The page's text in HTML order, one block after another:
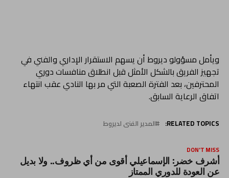
ويأمل مسؤولو ديروط أن يسهم الاستقرار الإداري والفني في
تجهيز الفريق بالشكل الأمثل قبل انطلاق منافسات دوري
المحترفين، بعد الفترة الصعبة التي مر بها النادي عقب انتهاء
اتفاق الرعاية السابق.
RELATED TOPICS: المدير الفنى لديروط
DON'T MISS
أشرف خضر: الإسماعيلي أقوى من أي ظروف.. ولا بديل
عن العودة للدوري الممتاز